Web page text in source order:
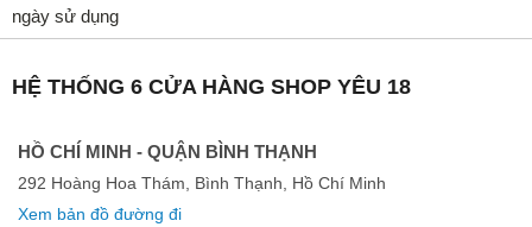
ngày sử dụng
HỆ THỐNG 6 CỬA HÀNG SHOP YÊU 18
HỒ CHÍ MINH - QUẬN BÌNH THẠNH
292 Hoàng Hoa Thám, Bình Thạnh, Hồ Chí Minh
Xem bản đồ đường đi